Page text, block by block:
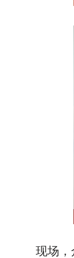
现场，众